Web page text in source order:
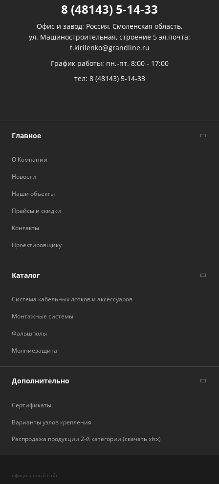
Главное
О Компании
Новости
Наши объекты
Прайсы и скидки
Контакты
Проектировщику
Каталог
Система кабельных лотков и аксессуаров
Монтажные системы
Фальшполы
Молниезащита
Дополнительно
Сертификаты
Варианты узлов крепления
Распродажа продукции 2-й категории (скачать xlsx)
8 (48143) 5-14-33
Офис и завод: Россия, Смоленская область,
ул. Машиностроительная, строение 5 эл.почта:
t.kirilenko@grandline.ru
График работы: пн.-пт. 8:00 - 17:00
тел: 8 (48143) 5-14-33
официальный сайт